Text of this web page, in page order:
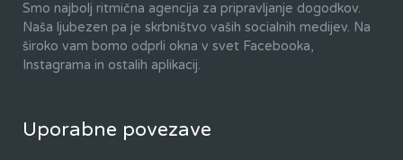
Smo najbolj ritmična agencija za pripravljanje dogodkov.
Naša ljubezen pa je skrbništvo vaših socialnih medijev. Na
široko vam bomo odprli okna v svet Facebooka,
Instagrama in ostalih aplikacij.
Uporabne povezave